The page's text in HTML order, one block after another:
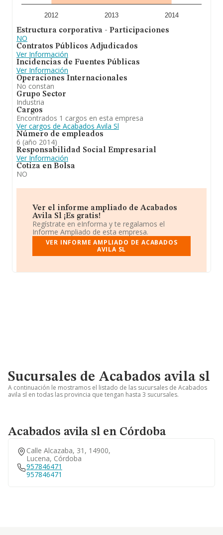
2012 2013 2014
Estructura corporativa - Participaciones
NO
Contratos Públicos Adjudicados
Ver Información
Incidencias de Fuentes Públicas
Ver Información
Operaciones Internacionales
No constan
Grupo Sector
Industria
Cargos
Encontrados 1 cargos en esta empresa
Ver cargos de Acabados Avila Sl
Número de empleados
6 (año 2014)
Responsabilidad Social Empresarial
Ver Información
Cotiza en Bolsa
NO
Ver el informe ampliado de Acabados
Avila Sl ¡Es gratis!
Regístrate en eInforma y te regalamos el
Informe Ampliado de esta empresa.
VER INFORME AMPLIADO DE ACABADOS
AVILA SL
Sucursales de Acabados avila sl
A continuación le mostramos el listado de las sucursales de Acabados
avila sl en todas las provincia que tengan hasta 3 sucursales.
Acabados avila sl en Córdoba
Calle Alcazaba, 31, 14900,
Lucena, Córdoba
957846471
957846471